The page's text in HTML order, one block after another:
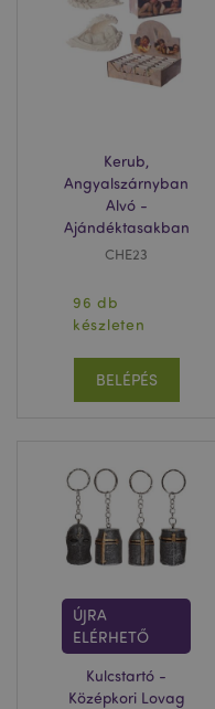
Kerub,
Angyalszárnyban
Alvó -
Ajándéktasakban
CHE23
96 db
készleten
BELÉPÉS
ÚJRA
ELÉRHETŐ
Kulcstartó -
Középkori Lovag